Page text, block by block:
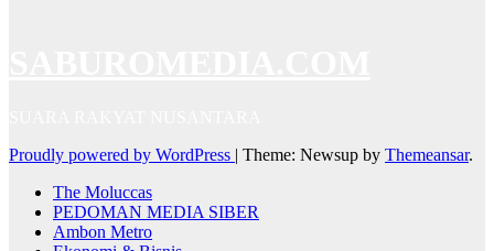
Proudly powered by WordPress | Theme: Newsup by Themeansar.
The Moluccas
PEDOMAN MEDIA SIBER
Ambon Metro